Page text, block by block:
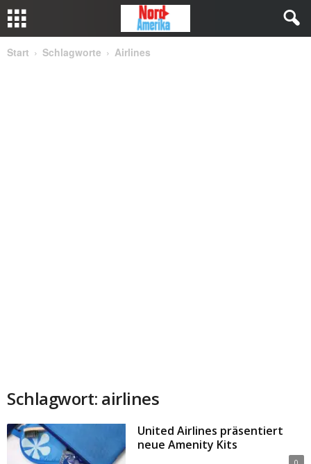
Start Schlagworte Airlines
Schlagwort: airlines
United Airlines präsentiert
neue Amenity Kits